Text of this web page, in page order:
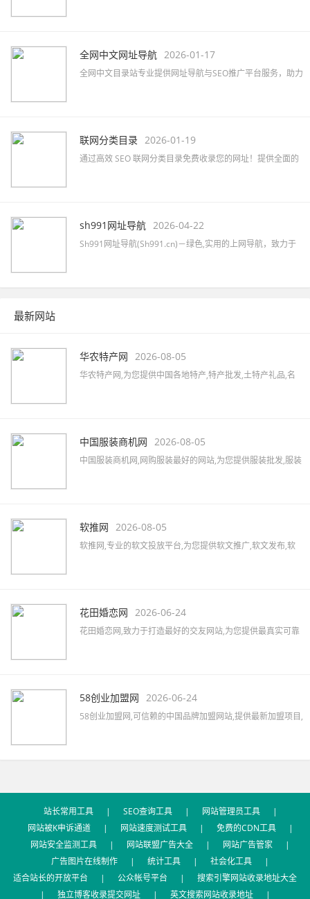
全网中文网址导航 2026-01-17
全网中文目录站专业提供网址导航与SEO推广平台服务，助力
联网分类目录 2026-01-19
通过高效 SEO 联网分类目录免费收录您的网址！提供全面的
sh991网址导航 2026-04-22
Sh991网址导航(Sh991.cn)－绿色,实用的上网导航，致力于
最新网站
华农特产网 2026-08-05
华农特产网,为您提供中国各地特产,特产批发,土特产礼品,名
艺品等,致力打造国内最大土特产线上交易市场!
中国服装商机网 2026-08-05
中国服装商机网,网购服装最好的网站,为您提供服装批发,服装
新的服装行业资讯,服装搭配及服装展会信息。
软推网 2026-08-05
软推网,专业的软文投放平台,为您提供软文推广,软文发布,软
资源,助力企业快速提升品牌知名度。
花田婚恋网 2026-06-24
花田婚恋网,致力于打造最好的交友网站,为您提供最真实可靠
58创业加盟网 2026-06-24
58创业加盟网,可信赖的中国品牌加盟网站,提供最新加盟项目,
站长常用工具 | SEO查询工具 | 网站管理员工具
|
网站被K申诉通道
| 网站速度测试工具 | 免费的CDN工具
|
网站安全监测工具
| 网站联盟广告大全 | 网站广告管家
|
广告图片在线制作
| 统计工具 | 社会化工具
|
适合站长的开放平台
| 公众帐号平台 |
搜索引擎网站收录地址大全
|
独立博客收录提交网址 | 英文搜索网站收录地址 |